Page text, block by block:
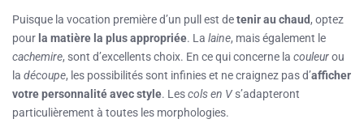
Puisque la vocation première d’un pull est detenir au chaud , optez
pour la matière la plus appropriée. La laine, mais également le
cachemire, sont d’excellents choix. En ce qui concerne la couleurou
la découpe, les possibilités sont infinies et ne craignez pas d’afficher
votre personnalité avec style. Lescols en Vs’adapteront
particulièrement à toutes les morphologies.